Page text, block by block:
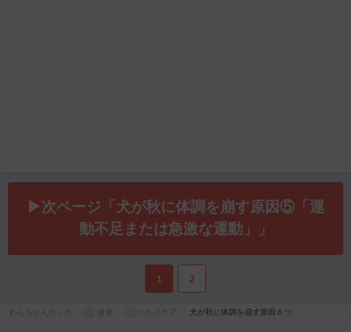
▶次ページ「犬が秋に体調を崩す原因⑤「運
動不足または急激な運動」」
1 2
犬が秋に体調を崩す原因６つ